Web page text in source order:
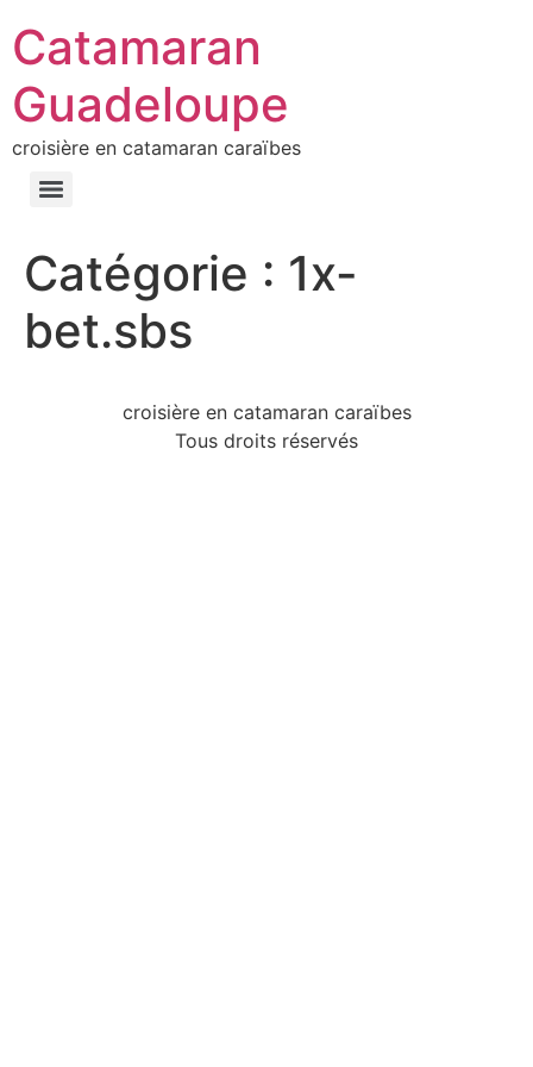
Catamaran
Guadeloupe
croisière en catamaran caraïbes
Catégorie : 1x-
bet.sbs
croisière en catamaran caraïbes
Tous droits réservés